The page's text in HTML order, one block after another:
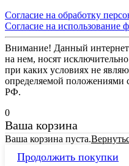
Согласие на обработку
Согласие на использование
Внимание! Данный
на нем, носят
при каких условиях не
определяемой положениями
РФ.
0
Ваша корзина
Ваша корзина пуста.
Продолжить покупки